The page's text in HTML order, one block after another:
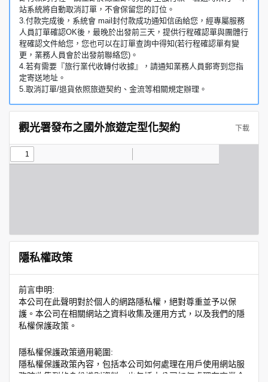
站系統將自動取消訂單，不會保留您的訂位。
3.付款完成後，系統會 mail封付款成功通知信函給您，經專屬服務
人員訂單確認OK後，最晚於出發前三天，提供行程確認單與團體行
程確認文件給您，您也可以在訂單查詢中得知(若行程確認單有變
更，業務人員會於出發前聯絡您)。
4.若有需要『旅行業代收轉付收據』，請通知業務人員郵寄到您指
定寄送地址。
5.取消訂單/退貨依照旅遊契約、金流等相關規定辦理。
觀光署發布之國外旅遊定型化契約 下載
隱私權政策
前言申明:
本公司在此聲明對於個人的網路隱私權，絕對尊重並予以保
護。本公司在相關網站之資料收集及運用方式，以及我們的隱
私權保護政策。
隱私權保護政策適用範圍:
隱私權保護政策內容，包括本公司如何處理在用戶使用網站服
務時收集到的身份識別資料，也包括本公司如何處理在商業合